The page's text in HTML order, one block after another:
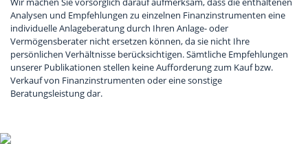
Analysen und Empfehlungen zu einzelnen Finanzinstrumenten eine
individuelle Anlageberatung durch Ihren Anlage- oder
Vermögensberater nicht ersetzen können, da sie nicht Ihre
persönlichen Verhältnisse berücksichtigen. Sämtliche Empfehlungen
unserer Publikationen stellen keine Aufforderung zum Kauf bzw.
Verkauf von Finanzinstrumenten oder eine sonstige
Beratungsleistung dar.